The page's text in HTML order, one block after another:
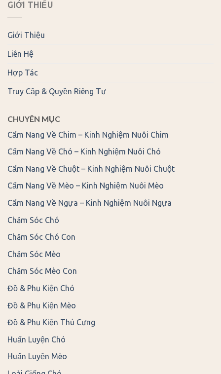
GIỚI THIẾU
Giới Thiệu
Liên Hệ
Hợp Tác
Truy Cập & Quyền Riêng Tư
CHUYÊN MỤC
Cẩm Nang Về Chim – Kinh Nghiệm Nuôi Chim
Cẩm Nang Về Chó – Kinh Nghiệm Nuôi Chó
Cẩm Nang Về Chuột – Kinh Nghiệm Nuôi Chuột
Cẩm Nang Về Mèo – Kinh Nghiệm Nuôi Mèo
Cẩm Nang Về Ngựa – Kinh Nghiệm Nuôi Ngựa
Chăm Sóc Chó
Chăm Sóc Chó Con
Chăm Sóc Mèo
Chăm Sóc Mèo Con
Đồ & Phụ Kiện Chó
Đồ & Phụ Kiện Mèo
Đồ & Phụ Kiện Thú Cưng
Huấn Luyện Chó
Huấn Luyện Mèo